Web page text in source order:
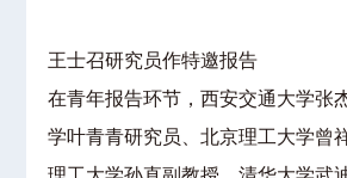
王士召研究员作特邀报告
在青年报告环节，西安交通大学张
学叶青青研究员、北京理工大学曾